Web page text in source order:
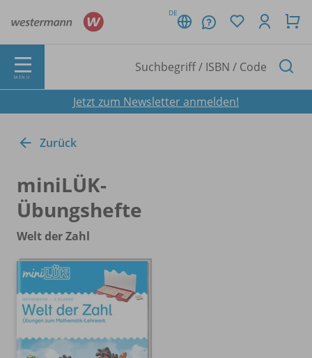
DE
MENÜ
Jetzt zum Newsletter anmelden!
Zurück
miniLÜK-
Übungshefte
Welt der Zahl